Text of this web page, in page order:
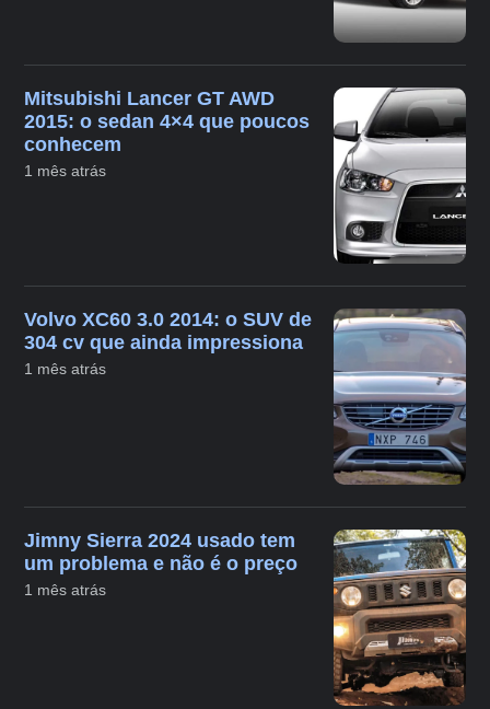
Mitsubishi Lancer GT AWD
2015: o sedan 4×4 que poucos
conhecem
1 mês atrás
Volvo XC60 3.0 2014: o SUV de
304 cv que ainda impressiona
1 mês atrás
Jimny Sierra 2024 usado tem
um problema e não é o preço
1 mês atrás